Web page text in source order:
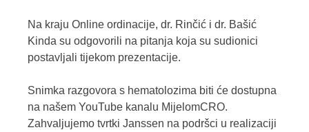
Na kraju Online ordinacije, dr. Rinčić i dr. Bašić
Kinda su odgovorili na pitanja koja su sudionici
postavljali tijekom prezentacije.
Snimka razgovora s hematolozima biti će dostupna
na našem YouTube kanalu MijelomCRO.
Zahvaljujemo tvrtki Janssen na podršci u realizaciji